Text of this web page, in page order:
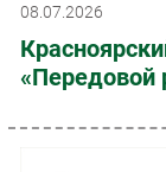
08.07.2026
«Передовой